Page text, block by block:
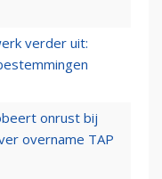
verder uit:
onrust bij
overname TAP